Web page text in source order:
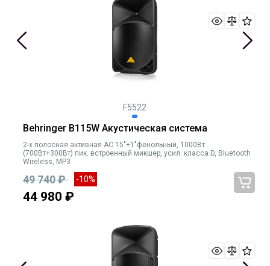
F5522
Behringer B115W Акустическая система
2-х полосная активная АС 15"+1"фенольный, 1000Вт
(700Вт+300Вт) пик. встроенный микшер, усил. класса D, Bluetooth
Wireless, MP3
49 740 ₽ -10%
44 980 ₽